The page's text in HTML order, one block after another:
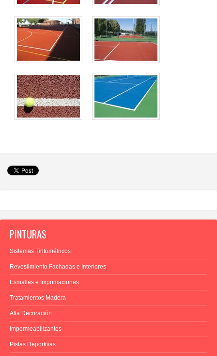
PINTURAS
Sistemas Tintométricos
Revestimiento Fachadas e Interiores
Esmaltes e Imprimaciones
Tratamientos Madera
Alta Decoración
Impermeabilizantes
Pistas Deportivas